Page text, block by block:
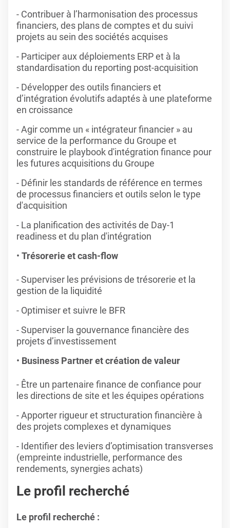
- Contribuer à l’harmonisation des processus
financiers, des plans de comptes et du suivi
projets au sein des sociétés acquises
- Participer aux déploiements ERP et à la
standardisation du reporting post-acquisition
- Développer des outils financiers et
d’intégration évolutifs adaptés à une plateforme
en croissance
- Agir comme un « intégrateur financier » au
service de la performance du Groupe et
construire le playbook d'intégration finance pour
les futures acquisitions du Groupe
- Définir les standards de référence en termes
de processus financiers et outils selon le type
d'acquisition
- La planification des activités de Day-1
readiness et du plan d'intégration
Trésorerie et cash-flow
- Superviser les prévisions de trésorerie et la
gestion de la liquidité
- Optimiser et suivre le BFR
- Superviser la gouvernance financière des
projets d’investissement
Business Partner et création de valeur
- Être un partenaire finance de confiance pour
les directions de site et les équipes opérations
- Apporter rigueur et structuration financière à
des projets complexes et dynamiques
- Identifier des leviers d’optimisation transverses
(empreinte industrielle, performance des
rendements, synergies achats)
Le profil recherché
Le profil recherché :